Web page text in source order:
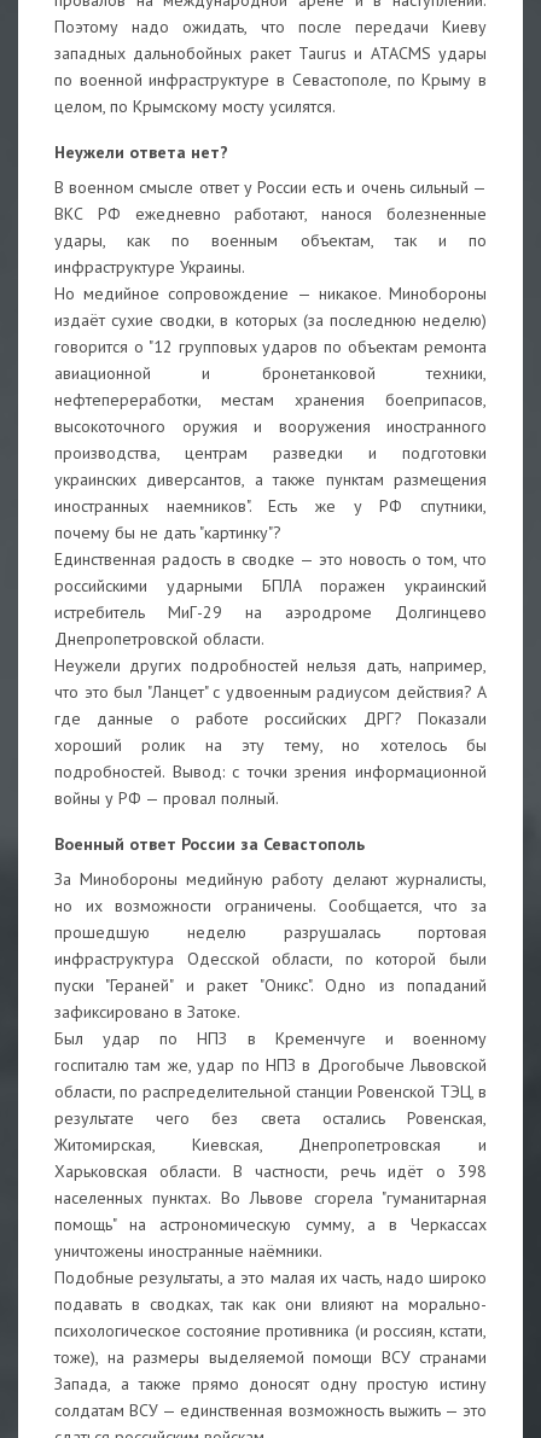
Поэтому надо ожидать, что после передачи Киеву
западных дальнобойных ракет Taurus и ATACMS удары
по военной инфраструктуре в Севастополе, по Крыму в
целом, по Крымскому мосту усилятся.
Неужели ответа нет?
В военном смысле ответ у России есть и очень сильный —
ВКС РФ ежедневно работают, нанося болезненные
удары, как по военным объектам, так и по
инфраструктуре Украины.
Но медийное сопровождение — никакое. Минобороны
издаёт сухие сводки, в которых (за последнюю неделю)
говорится о "12 групповых ударов по объектам ремонта
авиационной и бронетанковой техники,
нефтепереработки, местам хранения боеприпасов,
высокоточного оружия и вооружения иностранного
производства, центрам разведки и подготовки
украинских диверсантов, а также пунктам размещения
иностранных наемников". Есть же у РФ спутники,
почему бы не дать "картинку"?
Единственная радость в сводке — это новость о том, что
российскими ударными БПЛА поражен украинский
истребитель МиГ-29 на аэродроме Долгинцево
Днепропетровской области.
Неужели других подробностей нельзя дать, например,
что это был "Ланцет" с удвоенным радиусом действия? А
где данные о работе российских ДРГ? Показали
хороший ролик на эту тему, но хотелось бы
подробностей. Вывод: с точки зрения информационной
войны у РФ — провал полный.
Военный ответ России за Севастополь
За Минобороны медийную работу делают журналисты,
но их возможности ограничены. Сообщается, что за
прошедшую неделю разрушалась портовая
инфраструктура Одесской области, по которой были
пуски "Гераней" и ракет "Оникс". Одно из попаданий
зафиксировано в Затоке.
Был удар по НПЗ в Кременчуге и военному
госпиталю там же, удар по НПЗ в Дрогобыче Львовской
области, по распределительной станции Ровенской ТЭЦ, в
результате чего без света остались Ровенская,
Житомирская, Киевская, Днепропетровская и
Харьковская области. В частности, речь идёт о 398
населенных пунктах. Во Львове сгорела "гуманитарная
помощь" на астрономическую сумму, а в Черкассах
уничтожены иностранные наёмники.
Подобные результаты, а это малая их часть, надо широко
подавать в сводках, так как они влияют на морально-
психологическое состояние противника (и россиян, кстати,
тоже), на размеры выделяемой помощи ВСУ странами
Запада, а также прямо доносят одну простую истину
солдатам ВСУ — единственная возможность выжить — это